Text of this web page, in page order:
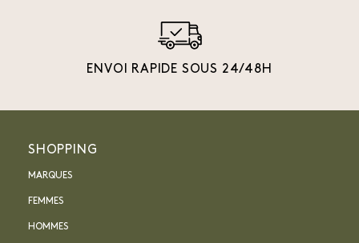
ENVOI RAPIDE SOUS 24/48H
SHOPPING
MARQUES
FEMMES
HOMMES